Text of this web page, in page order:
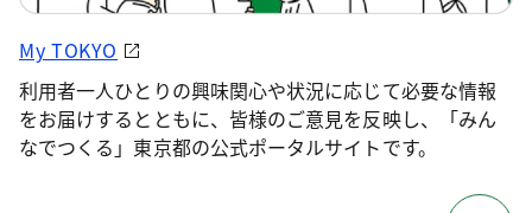
My TOKYO
利用者一人ひとりの興味関心や状況に応じて必要な情報
をお届けするとともに、皆様のご意見を反映し、「みん
なでつくる」東京都の公式ポータルサイトです。